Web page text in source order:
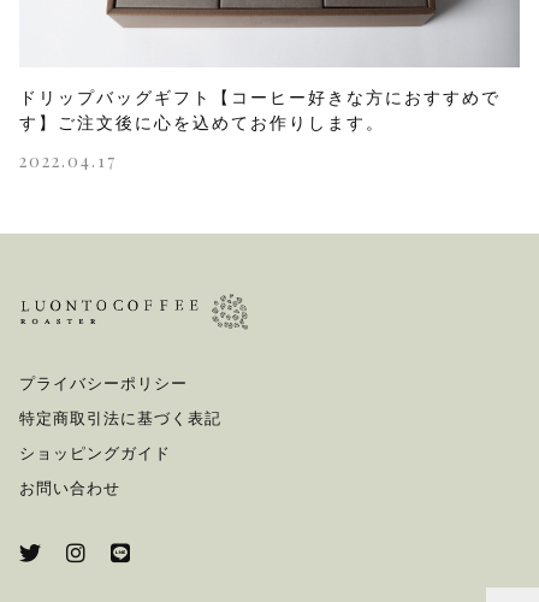
ドリップバッグギフト【コーヒー好きな方におすすめで
す】ご注文後に心を込めてお作りします。
2022.04.17
プライバシーポリシー
特定商取引法に基づく表記
ショッピングガイド
お問い合わせ